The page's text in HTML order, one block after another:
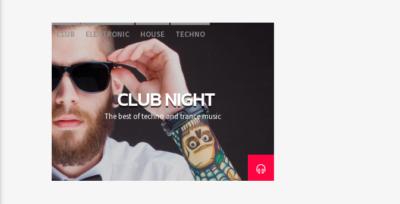
CLUB ELECTRONIC HOUSE TECHNO
CLUB NIGHT
The best of techno and trance music